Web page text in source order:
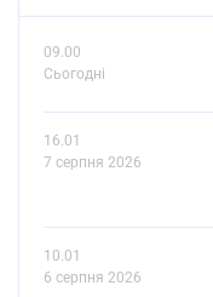
09.00
Сьогодні
16.01
7 серпня 2026
10.01
6 серпня 2026